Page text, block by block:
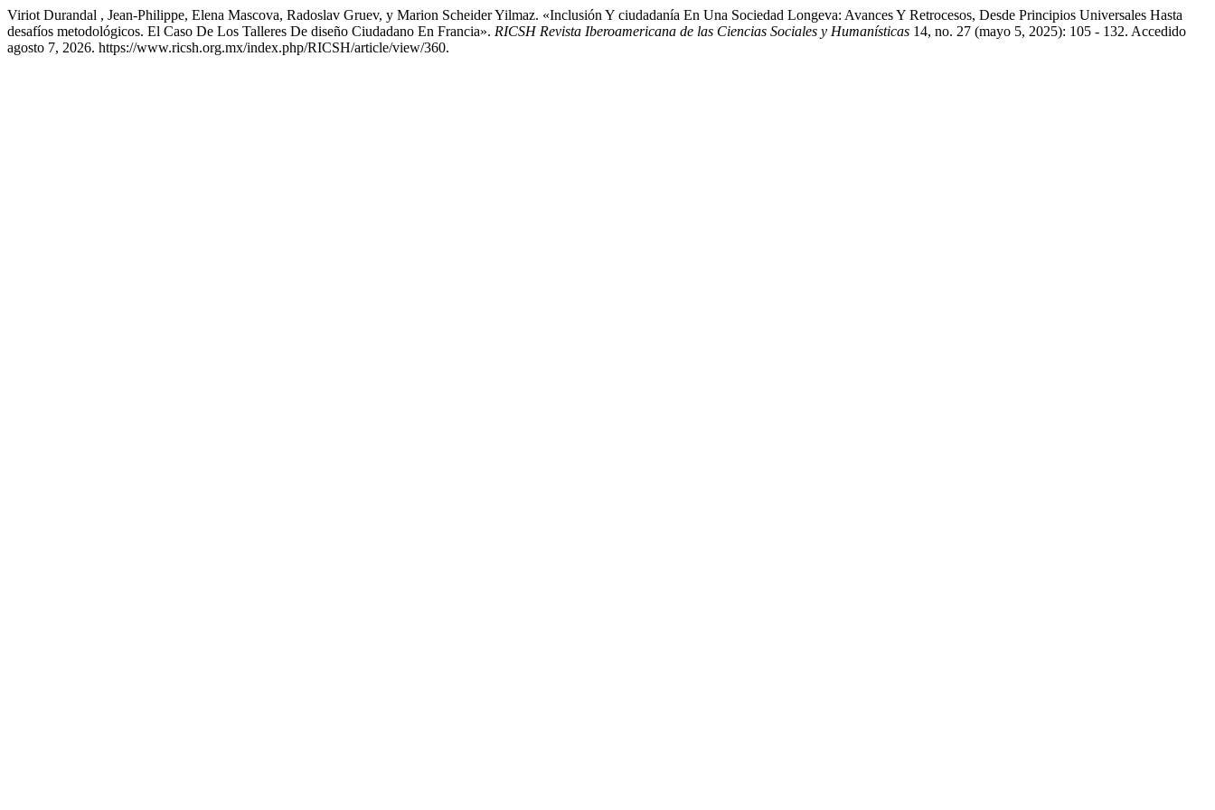
Viriot Durandal , Jean-Philippe, Elena Mascova, Radoslav Gruev, y Marion Scheider Yilmaz. «Inclusión Y ciudadanía En Una Sociedad Longeva: Avances Y Retrocesos, Desde Principios Universales Hasta
desafíos metodológicos. El Caso De Los Talleres De diseño Ciudadano En Francia». RICSH Revista Iberoamericana de las Ciencias Sociales y Humanísticas 14, no. 27 (mayo 5, 2025): 105 - 132. Accedido
agosto 7, 2026. https://www.ricsh.org.mx/index.php/RICSH/article/view/360.